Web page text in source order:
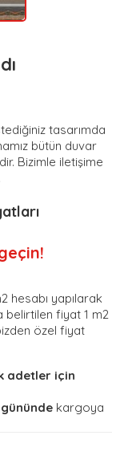
tasarımda
bütün duvar
Bizimle iletişime
hesabı yapılarak
belirtilen fiyat 1 m2
özel fiyat
adetler için
kargoya